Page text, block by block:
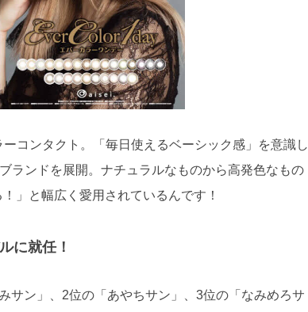
コンタクト。「毎日使えるベーシック感」を意識し
ランドを展開。ナチュラルなものから高発色なもの
」と幅広く愛用されているんです！
に就任！
ン」、2位の「あやちサン」、3位の「なみめろサ